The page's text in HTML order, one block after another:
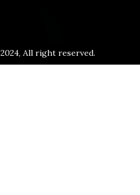
2024, All right reserved.